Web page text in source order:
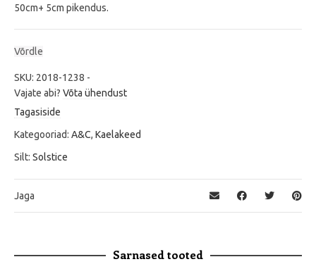
50cm+ 5cm pikendus.
Võrdle
SKU: 2018-1238 -
Vajate abi? Võta ühendust
Tagasiside
Kategooriad: A&C, Kaelakeed
Silt: Solstice
Jaga
Sarnased tooted